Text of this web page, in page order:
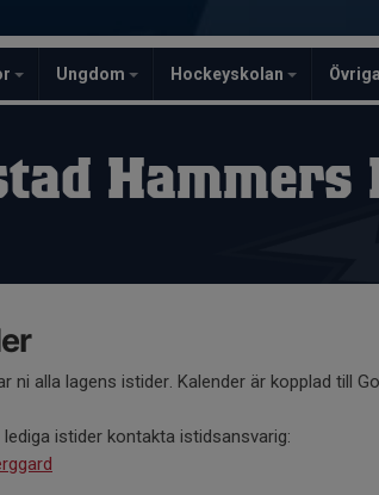
Ungdom Hockeyskolan Övriga
Hammers
ni alla lagens istider. Kalender är kopplad till
istider kontakta istidsansvarig: